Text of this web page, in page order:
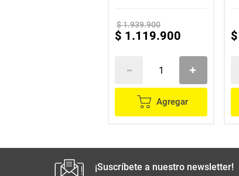
$1.939.900
$ 1.119.900
Agregar
$
¡Suscríbete a nuestro newsletter!